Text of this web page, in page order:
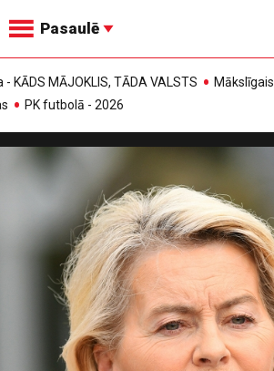
Pasaulē
- KĀDS MĀJOKLIS, TĀDA VALSTS
PK futbolā - 2026